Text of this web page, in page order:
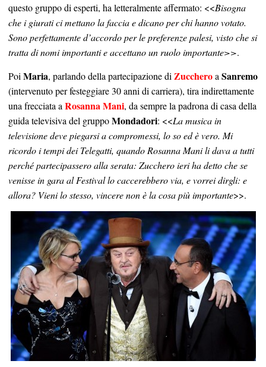
questo gruppo di esperti, ha letteralmente affermato: <<Bisogna
che i giurati ci mettano la faccia e dicano per chi hanno votato.
Sono perfettamente d’accordo per le preferenze palesi, visto che si
tratta di nomi importanti e accettano un ruolo importante>>.
Poi Maria, parlando della partecipazione di Zuccheroa Sanremo
(intervenuto per festeggiare 30 anni di carriera), tira indirettamente
una frecciata a Rosanna Mani, da sempre la padrona di casa della
guida televisiva del gruppoMondadori: <<La musica in
televisione deve piegarsi a compromessi, lo so ed è vero. Mi
ricordo i tempi dei Telegatti, quando Rosanna Mani li dava a tutti
perché partecipassero alla serata: Zucchero ieri ha detto che se
venisse in gara al Festival lo caccerebbero via, e vorrei dirgli: e
allora? Vieni lo stesso, vincere non è la cosa più importante>>.